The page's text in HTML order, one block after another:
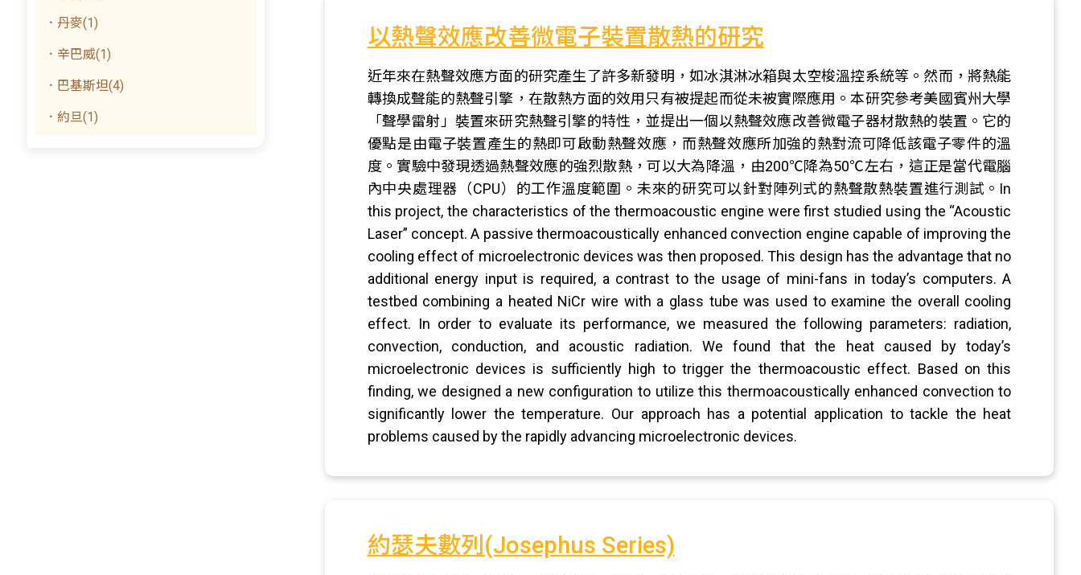
．丹麥(1)
．辛巴威(1)
．巴基斯坦(4)
．約旦(1)
以熱聲效應改善微電子裝置散熱的研究
近年來在熱聲效應方面的研究產生了許多新發明，如冰淇淋冰箱與太空梭溫控系統等。然而，將熱能
轉換成聲能的熱聲引擎，在散熱方面的效用只有被提起而從未被實際應用。本研究參考美國賓州大學
「聲學雷射」裝置來研究熱聲引擎的特性，並提出一個以熱聲效應改善微電子器材散熱的裝置。它的
優點是由電子裝置產生的熱即可啟動熱聲效應，而熱聲效應所加強的熱對流可降低該電子零件的溫
度。實驗中發現透過熱聲效應的強烈散熱，可以大為降溫，由200℃降為50℃左右，這正是當代電腦
內中央處理器（CPU）的工作溫度範圍。未來的研究可以針對陣列式的熱聲散熱裝置進行測試。In
this project, the characteristics of the thermoacoustic engine were first studied using the “Acoustic
Laser” concept. A passive thermoacoustically enhanced convection engine capable of improving the
cooling effect of microelectronic devices was then proposed. This design has the advantage that no
additional energy input is required, a contrast to the usage of mini-fans in today’s computers. A
testbed combining a heated NiCr wire with a glass tube was used to examine the overall cooling
effect. In order to evaluate its performance, we measured the following parameters: radiation,
convection, conduction, and acoustic radiation. We found that the heat caused by today’s
microelectronic devices is sufficiently high to trigger the thermoacoustic effect. Based on this
finding, we designed a new configuration to utilize this thermoacoustically enhanced convection to
significantly lower the temperature. Our approach has a potential application to tackle the heat
problems caused by the rapidly advancing microelectronic devices.
約瑟夫數列(Josephus Series)